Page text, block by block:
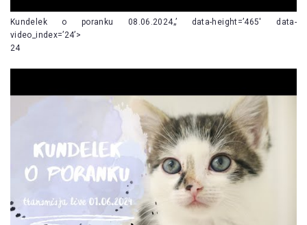
Kundelek o poranku 08.06.2024„’ data-height=’465′ data-
video_index=’24’>
24